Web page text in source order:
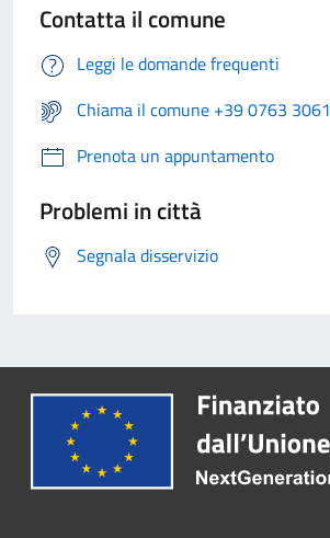
Contatta il comune
Leggi le domande frequenti
Chiama il comune +39 0763 3061
Prenota un appuntamento
Problemi in città
Segnala disservizio